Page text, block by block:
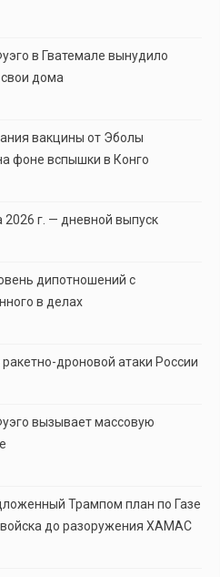
в Гватемале вынудило
дома
вакцины от Эболы
фоне вспышки в Конго
2026 г. — дневной выпуск
дипотношений с
в делах
дроновой атаки России
вызывает массовую
Трампом план по Газе
до разоружения ХАМАС